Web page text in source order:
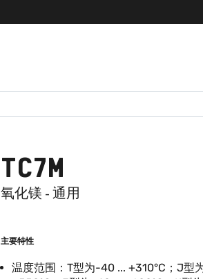
TC7M
氧化镁 - 通用
主要特性
温度范围：T型为-40 ... +310°C；J型